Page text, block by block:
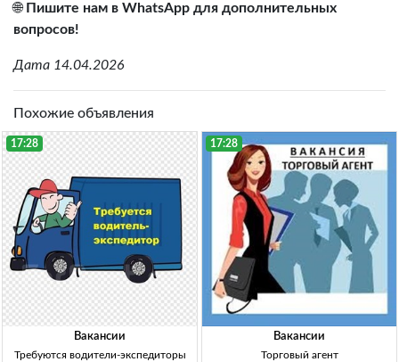
🌐 Пишите нам в WhatsApp для дополнительных
вопросов!
Дата 14.04.2026
Похожие объявления
17:28
Вакансии
Требуются водители-экспедиторы
17:28
Вакансии
Торговый агент